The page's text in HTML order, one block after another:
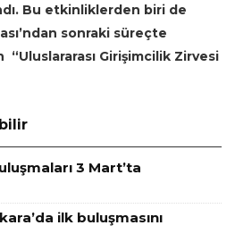
Bu etkinliklerden biri de
sonraki süreçte
Girişimcilik Zirvesi
3 Mart’ta
ilk buluşmasını